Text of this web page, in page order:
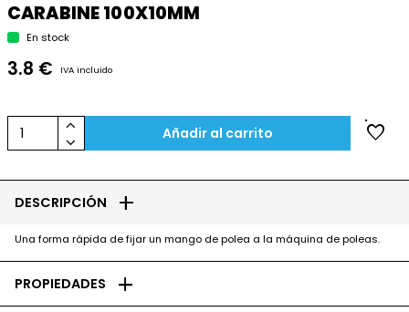
CARABINE 100X10MM
En stock
3.8 € IVA incluido
1 keyboard_arrow_up
keyboard_arrow_down Añadir al carrito favorite
DESCRIPCIÓN add
Una forma rápida de fijar un mango de polea a la máquina de poleas.
PROPIEDADES add